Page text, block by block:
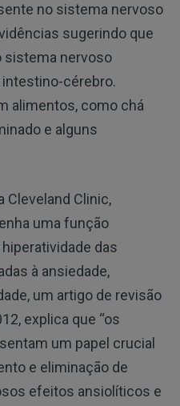
no sistema nervoso
sugerindo que
sistema nervoso
cérebro.
alimentos, como chá
e alguns
Cleveland Clinic,
uma função
das
à ansiedade,
um artigo de revisão
explica que “os
um papel crucial
e eliminação de
efeitos ansiolíticos e